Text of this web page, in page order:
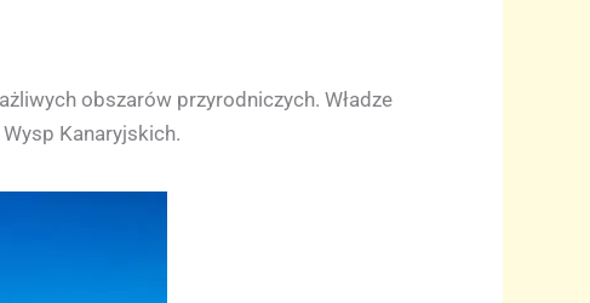
obszarów przyrodniczych. Władze
Kanaryjskich.